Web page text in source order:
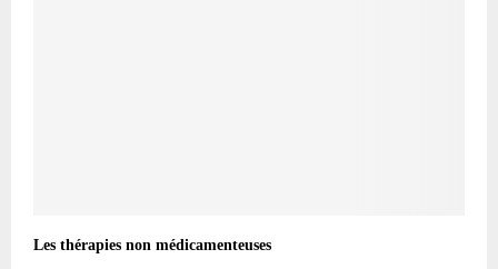
Les thérapies non médicamenteuses